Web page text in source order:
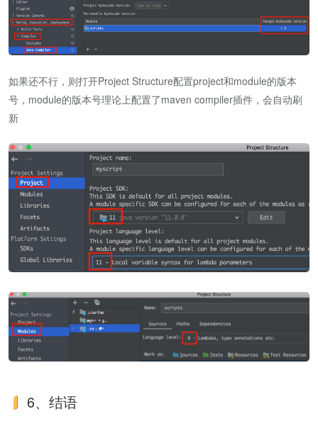
如果还不行，则打开Project Structure配置project和module的版本
号，module的版本号理论上配置了maven compiler插件，会自动刷
新
6、结语